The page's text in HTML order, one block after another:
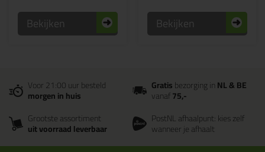
Bekijken Bekijken
Voor 21:00 uur besteld
morgen in huis
Gratisbezorging inNL & BE
vanaf75,-
Grootste assortiment
uit voorraad leverbaar
PostNL afhaalpunt: kies zelf
wanneer je afhaalt